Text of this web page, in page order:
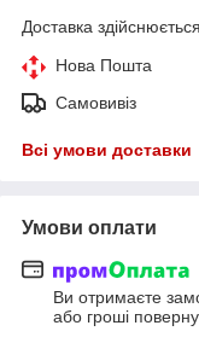
Доставка
Нова Пошта
Самовивіз
Всі умови доставки
Умови оплати
Ви отримаєте
або гроші